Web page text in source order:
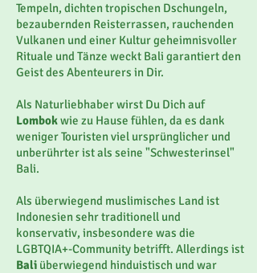
Tempeln, dichten tropischen Dschungeln,
bezaubernden Reisterrassen, rauchenden
Vulkanen und einer Kultur geheimnisvoller
Rituale und Tänze weckt Bali garantiert den
Geist des Abenteurers in Dir.
Als Naturliebhaber wirst Du Dich auf
Lombokwie zu Hause fühlen, da es dank
weniger Touristen viel ursprünglicher und
unberührter ist als seine "Schwesterinsel"
Bali.
Als überwiegend muslimisches Land ist
Indonesien sehr traditionell und
konservativ, insbesondere was die
LGBTQIA+-Community betrifft. Allerdings ist
Bali überwiegend hinduistisch und war